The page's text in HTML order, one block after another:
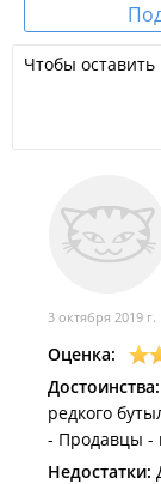
Чтобы
3 октября 2019 г.
Оценка:
Достоинства:
редкого
- Продавцы -
Недостатки: